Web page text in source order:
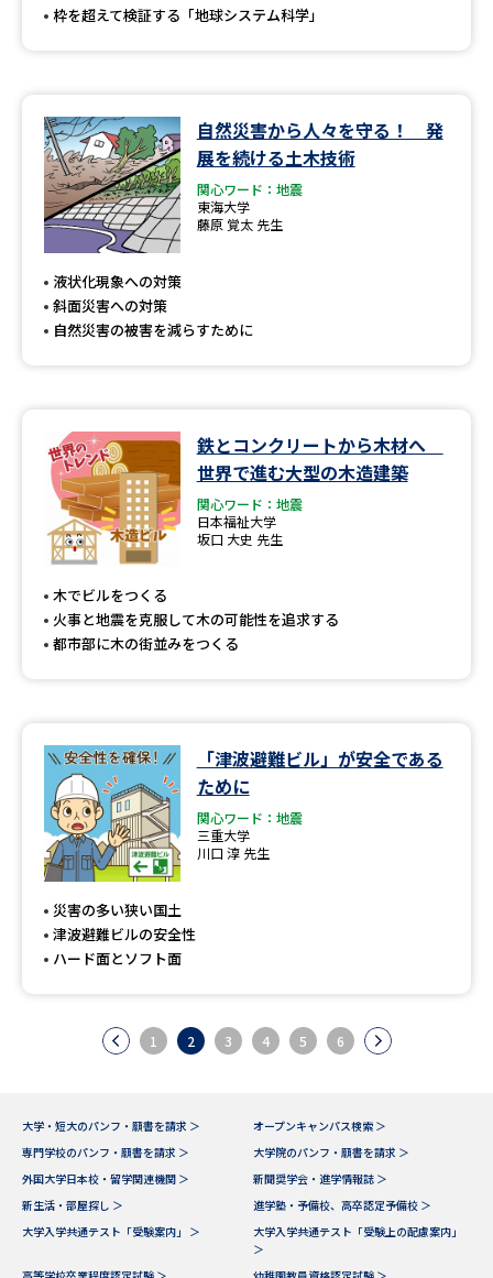
枠を超えて検証する「地球システム科学」
自然災害から人々を守る！ 発
展を続ける土木技術
関心ワード：地震
東海大学
藤原 覚太 先生
液状化現象への対策
斜面災害への対策
自然災害の被害を減らすために
鉄とコンクリートから木材へ
世界で進む大型の木造建築
関心ワード：地震
日本福祉大学
坂口 大史 先生
木でビルをつくる
火事と地震を克服して木の可能性を追求する
都市部に木の街並みをつくる
「津波避難ビル」が安全である
ために
関心ワード：地震
三重大学
川口 淳 先生
災害の多い狭い国土
津波避難ビルの安全性
ハード面とソフト面
1 2 3 4 5 6
大学・短大のパンフ・願書を請求 ＞
オープンキャンパス検索 ＞
専門学校のパンフ・願書を請求 ＞
大学院のパンフ・願書を請求 ＞
外国大学日本校・留学関連機関 ＞
新聞奨学会・進学情報誌 ＞
新生活・部屋探し ＞
進学塾・予備校、高卒認定予備校 ＞
大学入学共通テスト「受験案内」 ＞
大学入学共通テスト「受験上の配慮案内」
＞